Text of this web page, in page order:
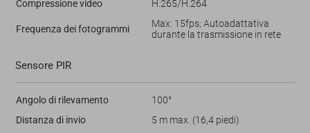
Compressione video
H.265/H.264
Frequenza dei fotogrammi
Max: 15fps; Autoadattativa
durante la trasmissione in rete
Sensore PIR
Angolo di rilevamento
100°
Distanza di invio
5 m max. (16,4 piedi)